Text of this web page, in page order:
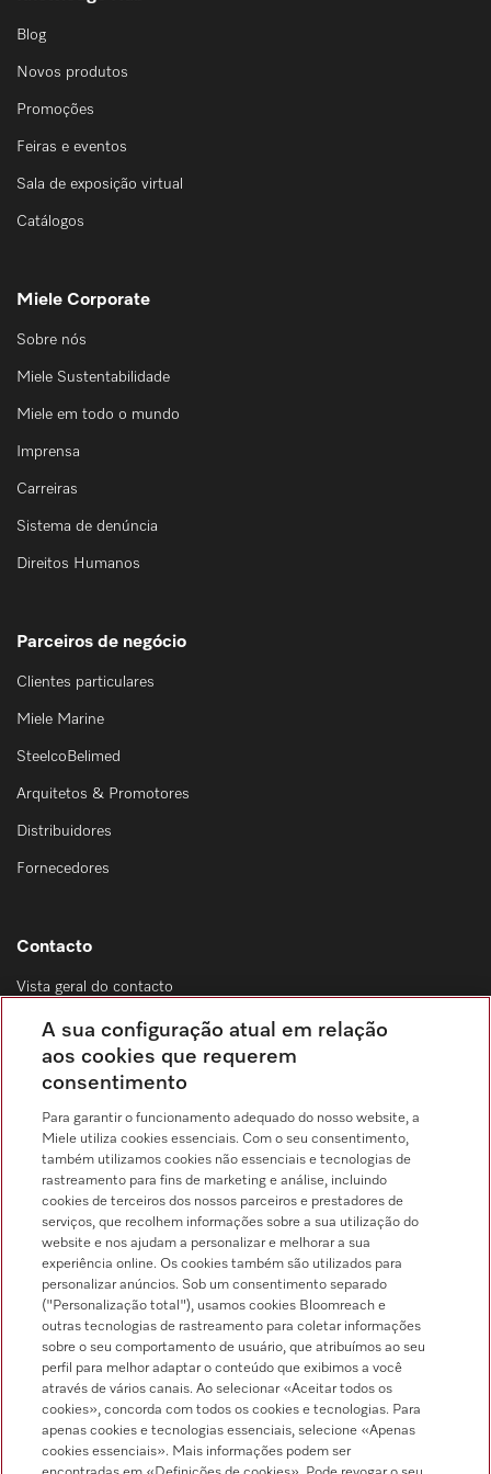
Blog
Novos produtos
Promoções
Feiras e eventos
Sala de exposição virtual
Catálogos
Miele Corporate
Sobre nós
Miele Sustentabilidade
Miele em todo o mundo
Imprensa
Carreiras
Sistema de denúncia
Direitos Humanos
Parceiros de negócio
Clientes particulares
Miele Marine
SteelcoBelimed
Arquitetos & Promotores
Distribuidores
Fornecedores
Contacto
Vista geral do contacto
Distribuição & Serviço de assistência técnica
Chamada para a rede fixa, de acordo com o seu tarifário, em Portugal e em
Pesquisa de distribuidores
Siga a Miele Professional
A sua configuração atual em relação
aos cookies que requerem
consentimento
Para garantir o funcionamento adequado do nosso website, a
Miele utiliza cookies essenciais. Com o seu consentimento,
também utilizamos cookies não essenciais e tecnologias de
rastreamento para fins de marketing e análise, incluindo
cookies de terceiros dos nossos parceiros e prestadores de
serviços, que recolhem informações sobre a sua utilização do
website e nos ajudam a personalizar e melhorar a sua
experiência online. Os cookies também são utilizados para
personalizar anúncios. Sob um consentimento separado
("Personalização total"), usamos cookies Bloomreach e
outras tecnologias de rastreamento para coletar informações
sobre o seu comportamento de usuário, que atribuímos ao seu
perfil para melhor adaptar o conteúdo que exibimos a você
através de vários canais. Ao selecionar «Aceitar todos os
cookies», concorda com todos os cookies e tecnologias. Para
apenas cookies e tecnologias essenciais, selecione «Apenas
cookies essenciais». Mais informações podem ser